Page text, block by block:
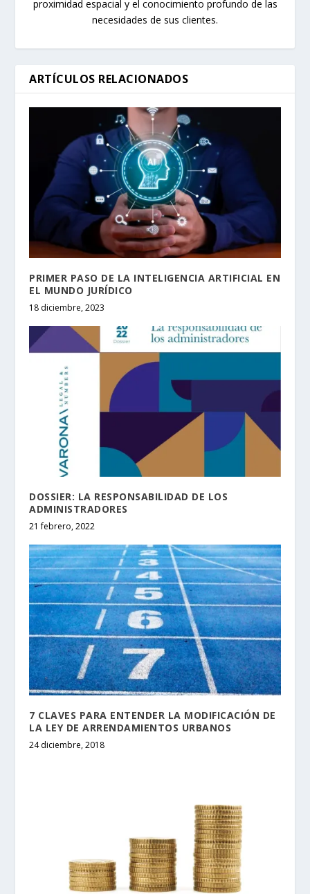
proximidad espacial y el conocimiento profundo de las
necesidades de sus clientes.
ARTÍCULOS RELACIONADOS
PRIMER PASO DE LA INTELIGENCIA ARTIFICIAL EN
EL MUNDO JURÍDICO
18 diciembre, 2023
DOSSIER: LA RESPONSABILIDAD DE LOS
ADMINISTRADORES
21 febrero, 2022
7 CLAVES PARA ENTENDER LA MODIFICACIÓN DE
LA LEY DE ARRENDAMIENTOS URBANOS
24 diciembre, 2018